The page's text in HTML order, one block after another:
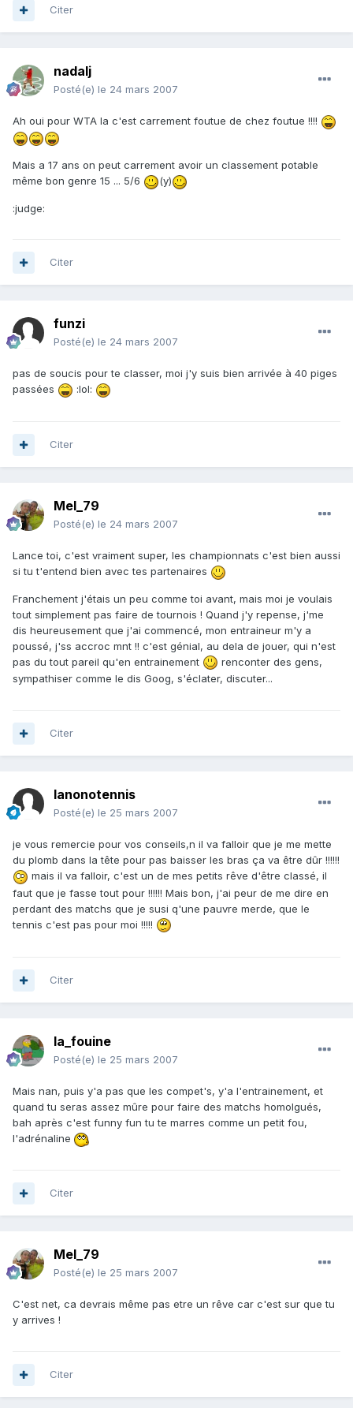
Citer
nadalj
Posté(e) le 24 mars 2007
Ah oui pour WTA la c'est carrement foutue de chez foutue !!!!
Mais a 17 ans on peut carrement avoir un classement potable
même bon genre 15 ... 5/6
(y)
:judge:
Citer
funzi
Posté(e) le 24 mars 2007
pas de soucis pour te classer, moi j'y suis bien arrivée à 40 piges
passées
:lol:
Citer
Mel_79
Posté(e) le 24 mars 2007
Lance toi, c'est vraiment super, les championnats c'est bien aussi
si tu t'entend bien avec tes partenaires
Franchement j'étais un peu comme toi avant, mais moi je voulais
tout simplement pas faire de tournois ! Quand j'y repense, j'me
dis heureusement que j'ai commencé, mon entraineur m'y a
poussé, j'ss accroc mnt !! c'est génial, au dela de jouer, qui n'est
pas du tout pareil qu'en entrainement
renconter des gens,
sympathiser comme le dis Goog, s'éclater, discuter...
Citer
lanonotennis
Posté(e) le 25 mars 2007
je vous remercie pour vos conseils,n il va falloir que je me mette
du plomb dans la tête pour pas baisser les bras ça va être dûr !!!!!!
mais il va falloir, c'est un de mes petits rêve d'être classé, il
faut que je fasse tout pour !!!!!! Mais bon, j'ai peur de me dire en
perdant des matchs que je susi q'une pauvre merde, que le
tennis c'est pas pour moi !!!!!
Citer
la_fouine
Posté(e) le 25 mars 2007
Mais nan, puis y'a pas que les compet's, y'a l'entrainement, et
quand tu seras assez mûre pour faire des matchs homolgués,
bah après c'est funny fun tu te marres comme un petit fou,
l'adrénaline
Citer
Mel_79
Posté(e) le 25 mars 2007
C'est net, ca devrais même pas etre un rêve car c'est sur que tu
y arrives !
Citer